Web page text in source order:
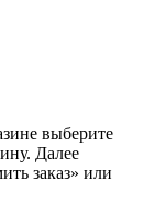
выберите
Далее
заказ» или